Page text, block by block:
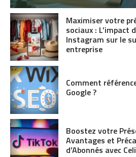
Maximiser votre
sociaux : L’impact
Instagram sur le
entreprise
Comment
Google ?
Boostez votre
Avantages et
d’Abonnés avec